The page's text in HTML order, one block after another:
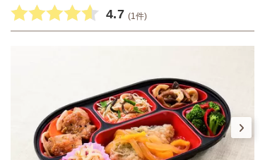
4.7 (1件)